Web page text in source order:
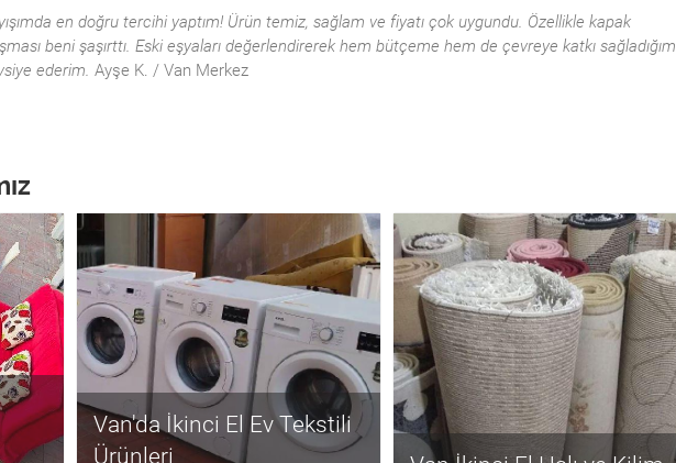
en doğru tercihi yaptım! Ürün temiz, sağlam ve fiyatı çok uygundu. Özellikle kapak
beni şaşırttı. Eski eşyaları değerlendirerek hem bütçeme hem de çevreye katkı sağladığım
ederim. Ayşe K. / Van Merkez
Van'da İkinci El Ev Tekstili
Ürünleri